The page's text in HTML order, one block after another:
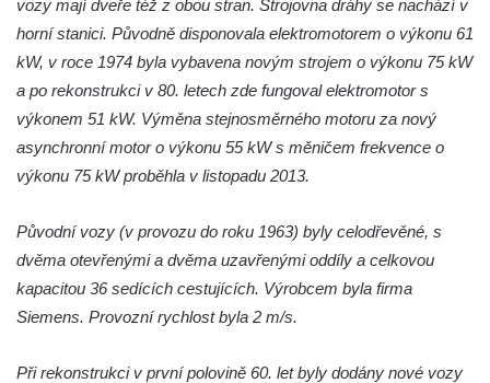
vozy mají dveře též z obou stran. Strojovna dráhy se nachází v
horní stanici. Původně disponovala elektromotorem o výkonu 61
kW, v roce 1974 byla vybavena novým strojem o výkonu 75 kW
a po rekonstrukci v 80. letech zde fungoval elektromotor s
výkonem 51 kW. Výměna stejnosměrného motoru za nový
asynchronní motor o výkonu 55 kW s měničem frekvence o
výkonu 75 kW proběhla v listopadu 2013.
Původní vozy (v provozu do roku 1963) byly celodřevěné, s
dvěma otevřenými a dvěma uzavřenými oddíly a celkovou
kapacitou 36 sedících cestujících. Výrobcem byla firma
Siemens. Provozní rychlost byla 2 m/s.
Při rekonstrukci v první polovině 60. let byly dodány nové vozy